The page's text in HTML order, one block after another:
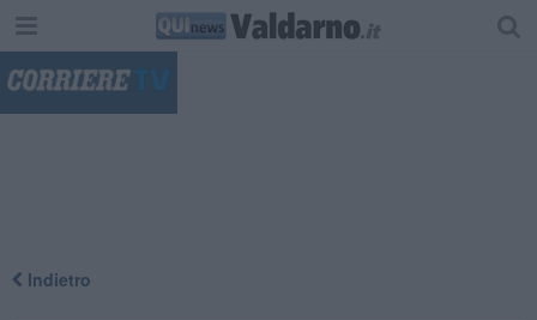
Indietro